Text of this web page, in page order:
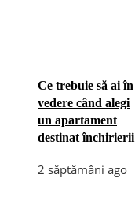
Ce trebuie să ai în
vedere când alegi
un apartament
destinat închirierii
2 săptămâni ago